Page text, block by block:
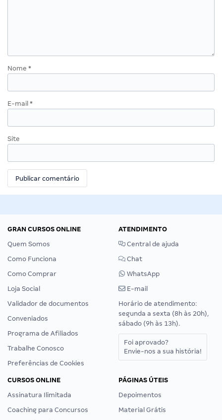
Nome *
E-mail *
Site
GRAN CURSOS ONLINE
Quem Somos
Como Funciona
Como Comprar
Loja Social
Validador de documentos
Conveniados
Programa de Afiliados
Trabalhe Conosco
Preferências de Cookies
ATENDIMENTO
Central de ajuda
Chat
WhatsApp
E-mail
Horário de atendimento:
segunda a sexta (8h às 20h),
sábado (9h às 13h).
Foi aprovado?
Envie-nos a sua história!
CURSOS ONLINE
Assinatura Ilimitada
Coaching para Concursos
PÁGINAS ÚTEIS
Depoimentos
Material Grátis